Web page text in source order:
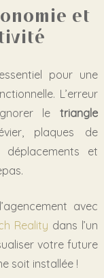
et
pour une
L’erreur
le triangle
plaques de
déplacements et
avec
Reality dans l’un
votre future
soit installée !